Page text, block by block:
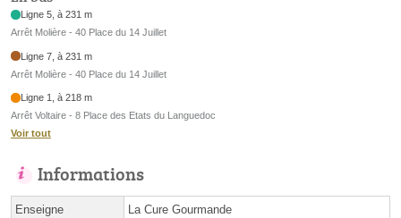
Ligne 5, à 231 m
Arrêt Molière - 40 Place du 14 Juillet
Ligne 7, à 231 m
Arrêt Molière - 40 Place du 14 Juillet
Ligne 1, à 218 m
Arrêt Voltaire - 8 Place des Etats du Languedoc
Voir tout
Informations
Enseigne La Cure Gourmande